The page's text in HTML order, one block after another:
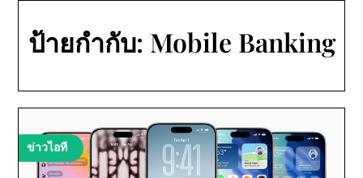
ป้ายกำกับ: Mobile Banking
ข่าวไอที